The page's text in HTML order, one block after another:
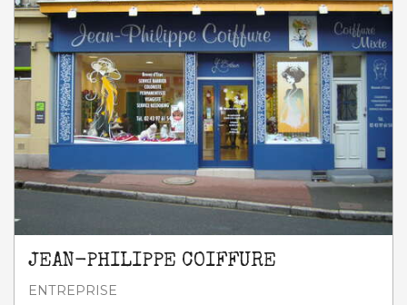
JEAN-PHILIPPE COIFFURE
ENTREPRISE